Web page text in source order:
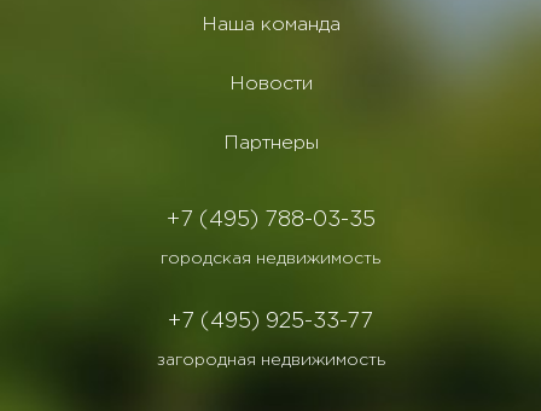
Наша команда
Новости
Партнеры
+7 (495) 788-03-35
городская недвижимость
+7 (495) 925-33-77
загородная недвижимость